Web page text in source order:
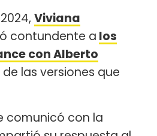
Viviana
contundente a los
con Alberto
las versiones que
comunicó con la